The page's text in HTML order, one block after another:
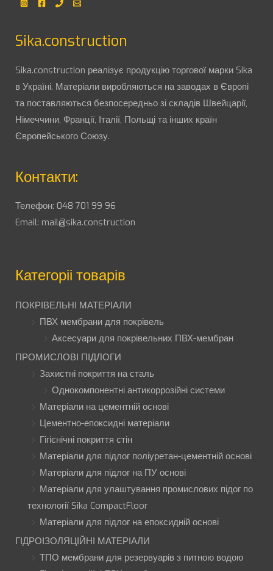
Sika.construction
Sika.construction реалізує продукцію торгової марки Sika
в Україні. Матеріали виробляються на заводах в Європі
та поставляються безпосередньо зі складів Швейцарії,
Німеччини, Франції, Італії, Польщі та інших країн
Європейського Союзу.
Контакти:
Телефон: 048 701 99 96
Email: mail@sika.construction
Категоріі товарів
ПОКРІВЕЛЬНІ МАТЕРІАЛИ
ПВХ мембрани для покрівель
Аксесуари для покрівельних ПВХ-мембран
ПРОМИСЛОВІ ПІДЛОГИ
Захистні покриття на сталь
Однокомпонентні антикоррозійні системи
Матеріали на цементній основі
Цементно-епоксидні матеріали
Гігієнічні покриття стін
Матеріали для підлог поліуретан-цементній основі
Матеріали для підлог на ПУ основі
Матеріали для улаштування промислових підог по
технології Sika CompactFloor
Матеріали для підлог на епоксидній основі
ГІДРОІЗОЛЯЦІЙНІ МАТЕРІАЛИ
ТПО мембрани для резервуарів з питною водою